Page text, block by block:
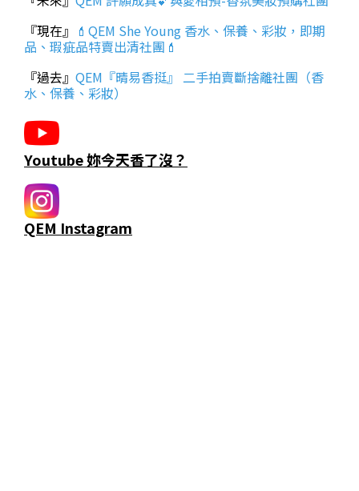
『現在』 💄QEM She Young 香水、保養、彩妝，即期
品、瑕疵品特賣出清社團💄
『過去』 QEM『晴易香挺』 二手拍賣斷捨離社團（香
水、保養、彩妝）
Youtube 妳今天香了沒？
QEM Instagram